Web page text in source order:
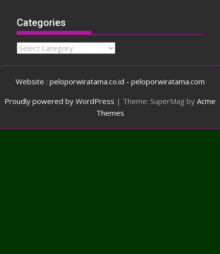
Categories
Categories
Website : peloporwiratama.co.id - peloporwiratama.com
Proudly powered by WordPress | Theme: SuperMag by Acme
Themes